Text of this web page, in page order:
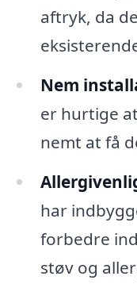
aftryk, da
Nem
er hurtige
nemt at få
har
forbedre
støv og